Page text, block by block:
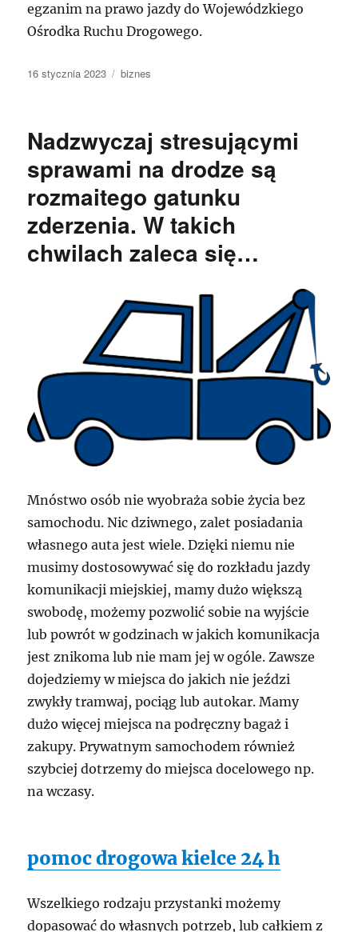
egzanim na prawo jazdy do Wojewódzkiego
Ośrodka Ruchu Drogowego.
Data
16 stycznia 2023 Kategorie
biznes
Nadzwyczaj stresującymi
sprawami na drodze są
rozmaitego gatunku
zderzenia. W takich
chwilach zaleca się…
Mnóstwo osób nie wyobraża sobie życia bez
samochodu. Nic dziwnego, zalet posiadania
własnego auta jest wiele. Dzięki niemu nie
musimy dostosowywać się do rozkładu jazdy
komunikacji miejskiej, mamy dużo większą
swobodę, możemy pozwolić sobie na wyjście
lub powrót w godzinach w jakich komunikacja
jest znikoma lub nie mam jej w ogóle. Zawsze
dojedziemy w miejsca do jakich nie jeździ
zwykły tramwaj, pociąg lub autokar. Mamy
dużo więcej miejsca na podręczny bagaż i
zakupy. Prywatnym samochodem również
szybciej dotrzemy do miejsca docelowego np.
na wczasy.
pomoc drogowa kielce 24 h
Wszelkiego rodzaju przystanki możemy
dopasować do własnych potrzeb, lub całkiem z